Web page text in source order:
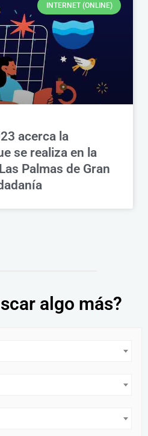
INTERNET (ONLINE)
acerca la
se realiza en la
Palmas de Gran
algo más?